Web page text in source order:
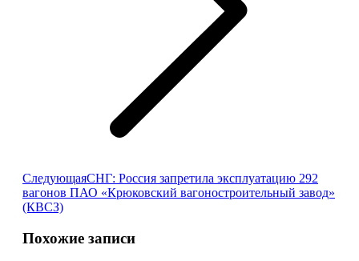
СледующаяСледующая
запись:
СНГ: Россия запретила эксплуатацию 292
вагонов ПАО «Крюковский вагоностроительный завод»
(КВСЗ)
Похожие записи